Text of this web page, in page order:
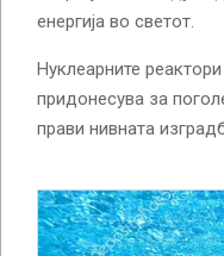
енергија во светот.
Нуклеарните
придонесува за
прави нивната